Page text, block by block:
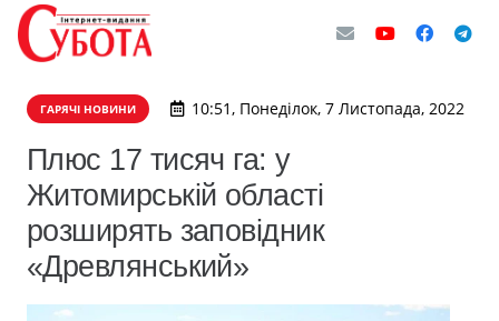
ГАРЯЧІ НОВИНИ 10:51, Понеділок, 7 Листопада, 2022
Плюс 17 тисяч га: у
Житомирській області
розширять заповідник
«Древлянський»